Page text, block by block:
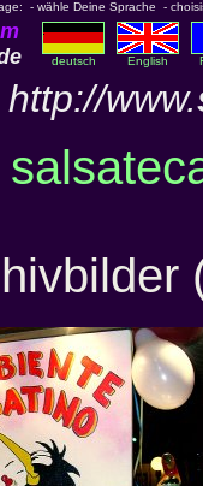
- wähle Deine Sprache -
m
deutsch English
http://www.